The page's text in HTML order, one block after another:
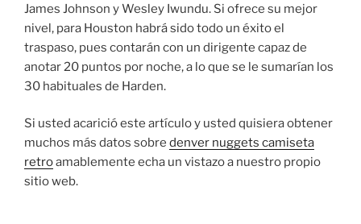
James Johnson y Wesley Iwundu. Si ofrece su mejor
nivel, para Houston habrá sido todo un éxito el
traspaso, pues contarán con un dirigente capaz de
anotar 20 puntos por noche, a lo que se le sumarían los
30 habituales de Harden.
Si usted acarició este artículo y usted quisiera obtener
muchos más datos sobre denver nuggets camiseta
retroamablemente echa un vistazo a nuestro propio
sitio web.